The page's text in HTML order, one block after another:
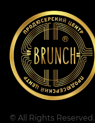
© All Rights Reserved.